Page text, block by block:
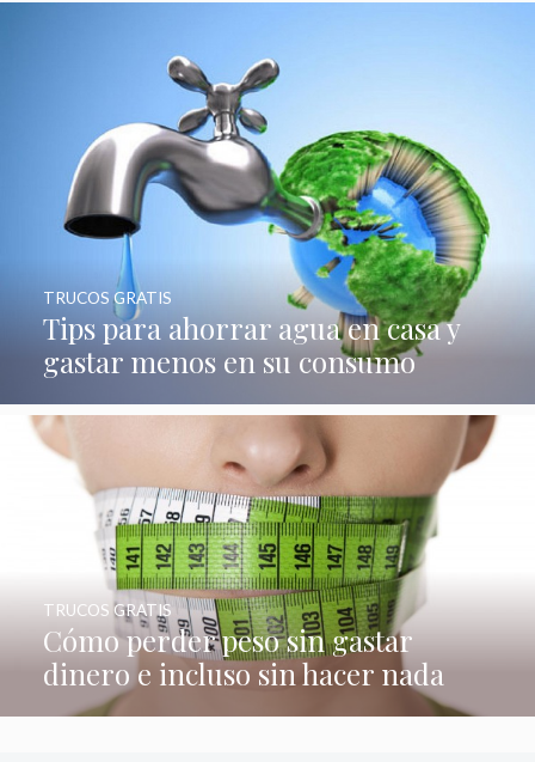
Tips para ahorrar agua en casa y
gastar menos en su consumo
TRUCOS GRATIS
Cómo perder peso sin gastar
dinero e incluso sin hacer nada
TRUCOS GRATIS